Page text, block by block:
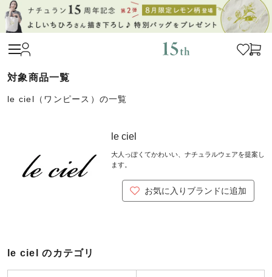
le ciel（ワンピース）の一覧
le ciel
大人っぽくてかわいい、ナチュラルウェアを提案し
ます。
お気に入りブランドに追加
le ciel のカテゴリ